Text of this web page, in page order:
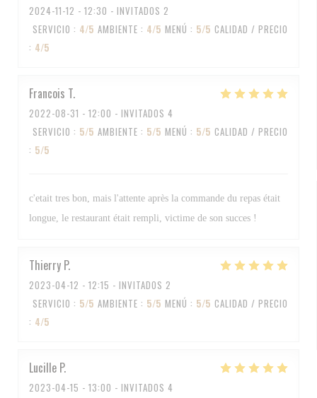
2024-11-12 - 12:30 - INVITADOS 2
SERVICIO : 4/5 AMBIENTE : 4/5 MENÚ : 5/5 CALIDAD / PRECIO
: 4/5
Francois T
2022-08-31 - 12:00 - INVITADOS 4
SERVICIO : 5/5 AMBIENTE : 5/5 MENÚ : 5/5 CALIDAD / PRECIO
: 5/5
c'etait tres bon, mais l'attente après la commande du repas était
longue, le restaurant était rempli, victime de son succes !
Thierry P
2023-04-12 - 12:15 - INVITADOS 2
SERVICIO : 5/5 AMBIENTE : 5/5 MENÚ : 5/5 CALIDAD / PRECIO
: 4/5
Lucille P
2023-04-15 - 13:00 - INVITADOS 4